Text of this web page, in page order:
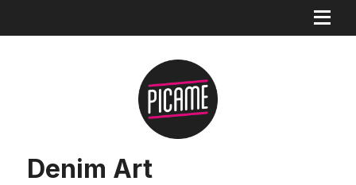
Denim Art